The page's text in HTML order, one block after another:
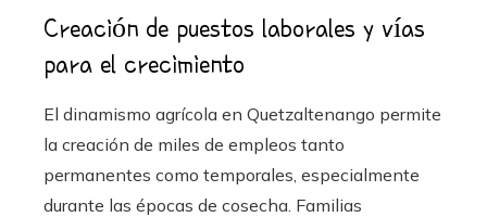
Creación de puestos laborales y vías
para el crecimiento
El dinamismo agrícola en Quetzaltenango permite
la creación de miles de empleos tanto
permanentes como temporales, especialmente
durante las épocas de cosecha. Familias